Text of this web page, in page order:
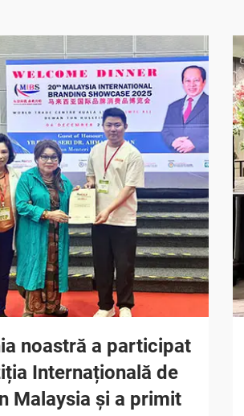
noastră a participat
Internațională de
Malaysia și a primit